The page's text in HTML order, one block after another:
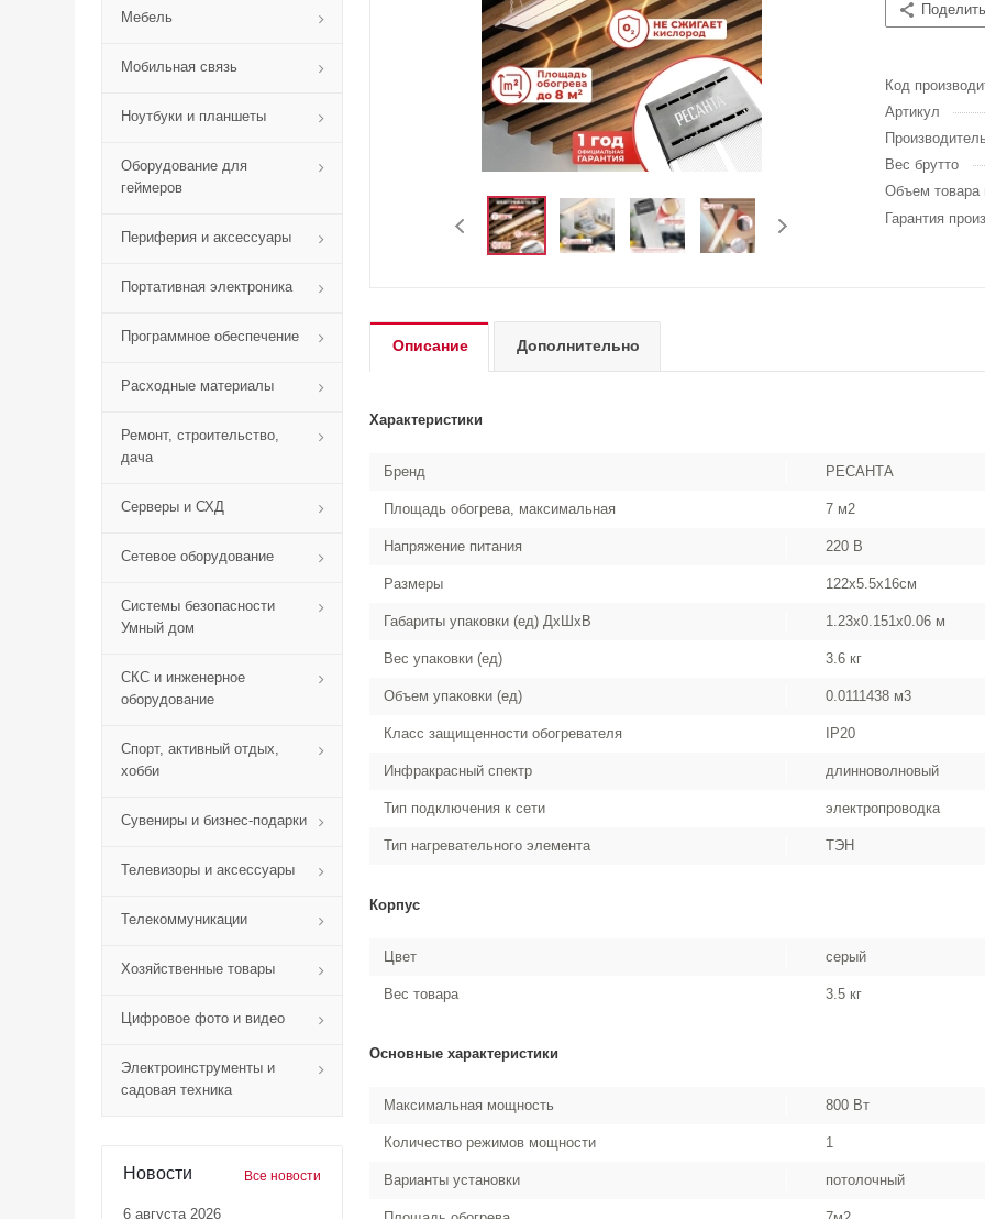
Мебель
Мобильная связь
Ноутбуки и планшеты
Оборудование для
геймеров
Периферия и аксессуары
Портативная электроника
Программное обеспечение
Расходные материалы
Ремонт, строительство,
дача
Серверы и СХД
Сетевое оборудование
Системы безопасности
Умный дом
СКС и инженерное
оборудование
Спорт, активный отдых,
хобби
Сувениры и бизнес-подарки
Телевизоры и аксессуары
Телекоммуникации
Хозяйственные товары
Цифровое фото и видео
Электроинструменты и
садовая техника
Новости Все новости
6 августа 2026
Код
Артикул
Производитель
Вес брутто
Объем товара
Гарантия
Описание Дополнительно
Характеристики
Бренд РЕСАНТА
Площадь обогрева, максимальная 7 м2
Напряжение питания 220 В
Размеры 122x5.5x16см
Габариты упаковки (ед) ДхШхВ 1.23x0.151x0.06 м
Вес упаковки (ед) 3.6 кг
Объем упаковки (ед) 0.0111438 м3
Класс защищенности обогревателя IP20
Инфракрасный спектр длинноволновый
Тип подключения к сети электропроводка
Тип нагревательного элемента ТЭН
Корпус
Цвет серый
Вес товара 3.5 кг
Основные характеристики
Максимальная мощность 800 Вт
Количество режимов мощности 1
Варианты установки потолочный